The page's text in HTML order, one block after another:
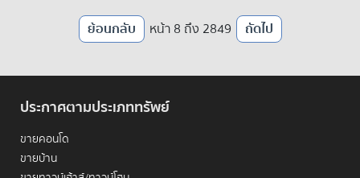
ย้อนกลับ หน้า 8 ถึง 2849 ถัดไป
ประกาศตามประเภททรัพย์
ขายคอนโด
ขายบ้าน